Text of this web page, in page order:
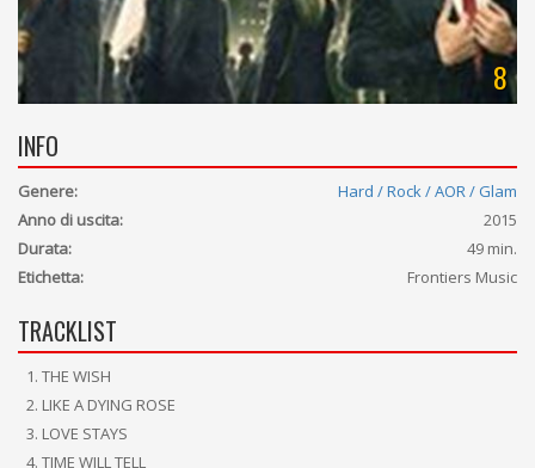
8
INFO
Genere:
Hard / Rock / AOR / Glam
Anno di uscita:
2015
Durata:
49 min.
Etichetta:
Frontiers Music
TRACKLIST
THE WISH
LIKE A DYING ROSE
LOVE STAYS
TIME WILL TELL